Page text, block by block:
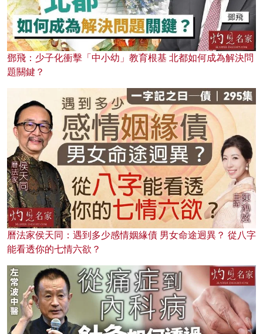
鄧飛：少子化衝擊「中小幼」教育根基 北都如何成為解決問
題關鍵？
曆法家侯天同：遇到多少感情姻緣債 男女命途迥異？ 從八字
能看透你的七情六欲？